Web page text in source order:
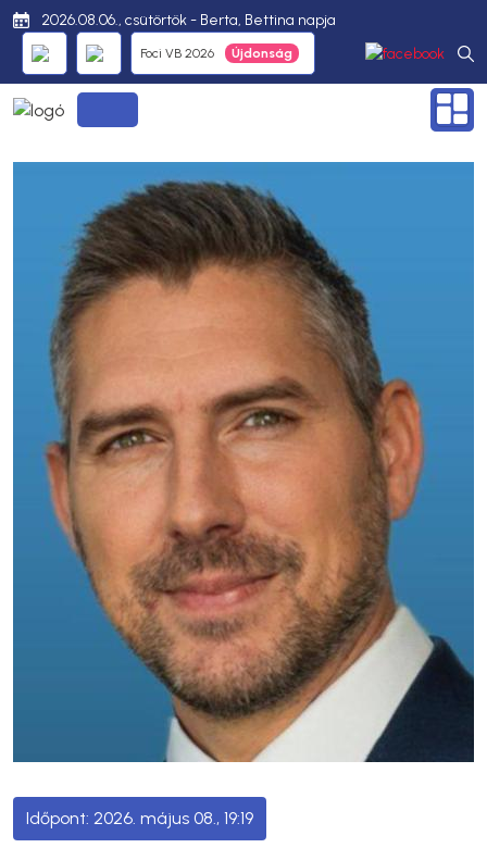
2026.08.06., csütörtök - Berta, Bettina napja
Foci VB 2026
2026. május 08., 19:19